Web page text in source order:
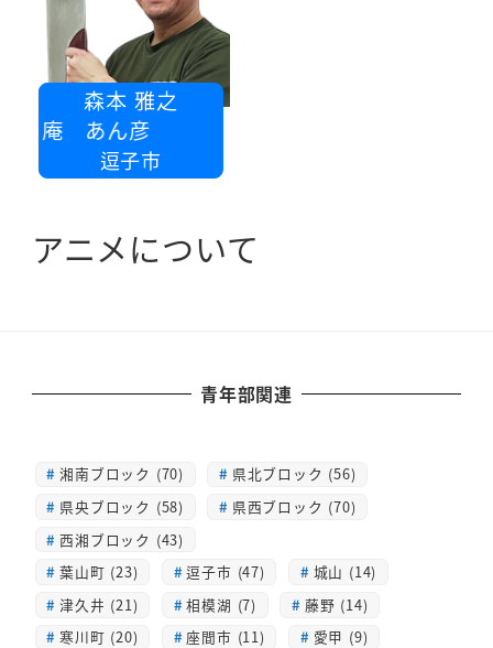
森本 雅之
庵 あん彦
逗子市
アニメについて
青年部関連
湘南ブロック (70)
県北ブロック (56)
県央ブロック (58)
県西ブロック (70)
西湘ブロック (43)
葉山町 (23)
逗子市 (47)
城山 (14)
津久井 (21)
相模湖 (7)
藤野 (14)
寒川町 (20)
座間市 (11)
愛甲 (9)